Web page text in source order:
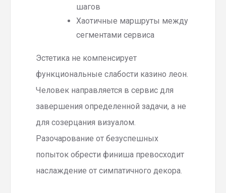
шагов
Хаотичные маршруты между
сегментами сервиса
Эстетика не компенсирует
функциональные слабости казино леон.
Человек направляется в сервис для
завершения определенной задачи, а не
для созерцания визуалом.
Разочарование от безуспешных
попыток обрести финиша превосходит
наслаждение от симпатичного декора.